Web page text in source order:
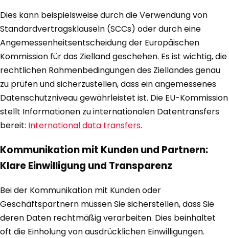
Dies kann beispielsweise durch die Verwendung von
Standardvertragsklauseln (SCCs) oder durch eine
Angemessenheitsentscheidung der Europäischen
Kommission für das Zielland geschehen. Es ist wichtig, die
rechtlichen Rahmenbedingungen des Ziellandes genau
zu prüfen und sicherzustellen, dass ein angemessenes
Datenschutzniveau gewährleistet ist. Die EU-Kommission
stellt Informationen zu internationalen Datentransfers
bereit: International data transfers.
Kommunikation mit Kunden und Partnern:
Klare Einwilligung und Transparenz
Bei der Kommunikation mit Kunden oder
Geschäftspartnern müssen Sie sicherstellen, dass Sie
deren Daten rechtmäßig verarbeiten. Dies beinhaltet
oft die Einholung von ausdrücklichen Einwilligungen.